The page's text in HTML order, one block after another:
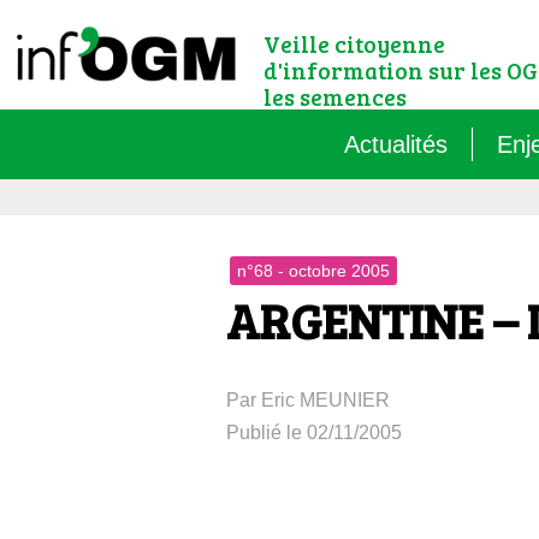
Veille citoyenne
d'information sur les
les semences
Actualités
n°68 - octobre 2005
ARGENTINE
Par Eric MEUNIER
Publié le 02/11/2005